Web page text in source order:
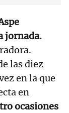
jornada.
las diez
en la que
en
ocasiones